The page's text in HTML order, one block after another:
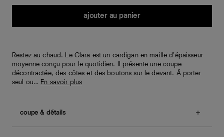
ajouter au panier
Restez au chaud. Le Clara est un cardigan en maille d'épaisseur
moyenne conçu pour le quotidien. Il présente une coupe
décontractée, des côtes et des boutons sur le devant. À porter
seul ou… En savoir plus
coupe & détails